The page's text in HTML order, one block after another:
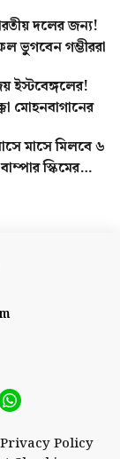
দলের জন্য!
ভুগবেন গম্ভীররা
ইস্টবেঙ্গলের!
মোহনবাগানের
মাসে মিলবে ৬
স্কিমের
Privacy Policy